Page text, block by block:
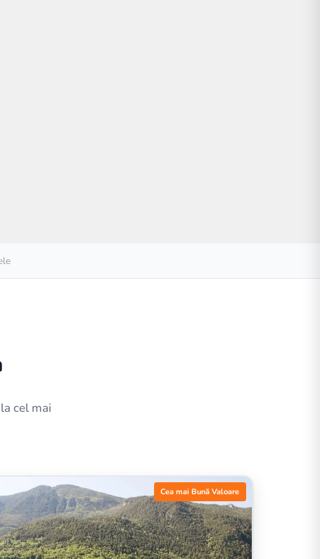
cel mai
Cea mai Bună Valoare